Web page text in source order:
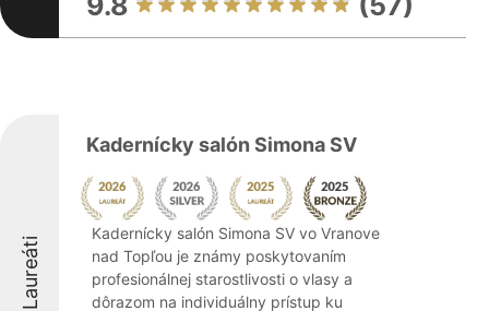
Laureáti
Kadernícky salón Simona SV
Kadernícky salón Simona SV vo Vranove
nad Topľou je známy poskytovaním
profesionálnej starostlivosti o vlasy a
dôrazom na individuálny prístup ku